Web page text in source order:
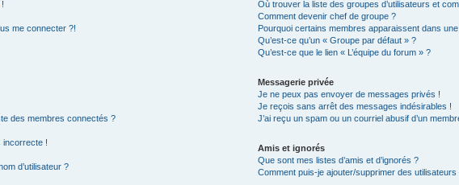
me connecter ?!
des membres connectés ?
incorrecte !
d’utilisateur ?
Où trouver la liste des groupes d’utilisateurs et
Comment devenir chef de groupe ?
Pourquoi certains membres apparaissent dans
Qu’est-ce qu’un « Groupe par défaut » ?
Qu’est-ce que le lien « L’équipe du forum » ?
Messagerie privée
Je ne peux pas envoyer de messages privés !
Je reçois sans arrêt des messages indésirables !
J’ai reçu un spam ou un courriel abusif d’un
Amis et ignorés
Que sont mes listes d’amis et d’ignorés ?
Comment puis-je ajouter/supprimer des utilisateurs